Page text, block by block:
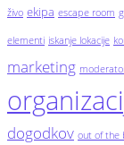
živo ekipa escape room
elementi iskanje lokacije
marketing
dogodkov out of the